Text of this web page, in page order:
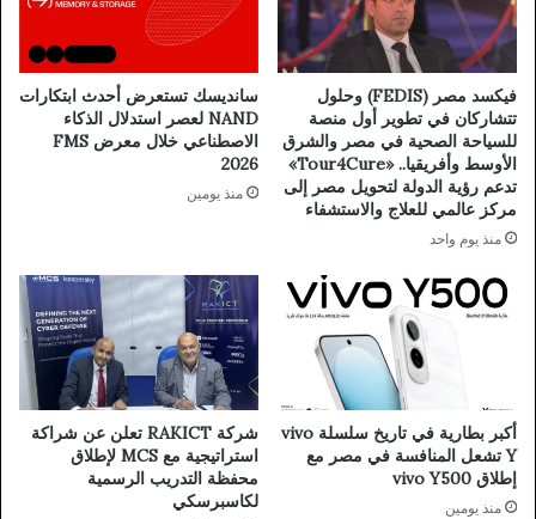
فيكسد مصر (FEDIS) وحلول
تتشاركان في تطوير أول منصة
للسياحة الصحية في مصر والشرق
الأوسط وأفريقيا.. «Tour4Cure»
تدعم رؤية الدولة لتحويل مصر إلى
مركز عالمي للعلاج والاستشفاء
منذ يوم واحد
سانديسك تستعرض أحدث ابتكارات
NAND لعصر استدلال الذكاء
الاصطناعي خلال معرض FMS
2026
منذ يومين
أكبر بطارية في تاريخ سلسلة vivo
Y تشعل المنافسة في مصر مع
إطلاق vivo Y500
منذ يومين
شركة RAKICT تعلن عن شراكة
استراتيجية مع MCS لإطلاق
محفظة التدريب الرسمية
لكاسبرسكي